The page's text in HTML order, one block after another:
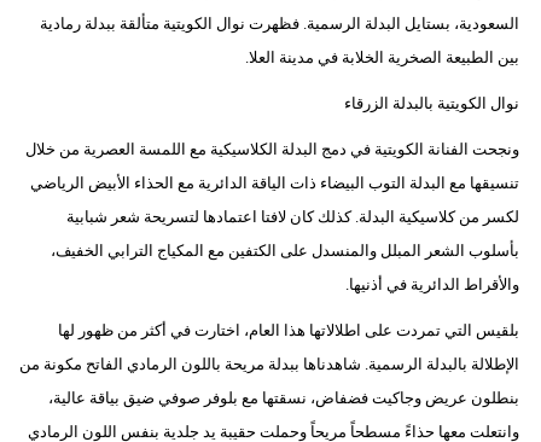
السعودية، بستايل البدلة الرسمية. فظهرت نوال الكويتية متألقة ببدلة رمادية
بين الطبيعة الصخرية الخلابة في مدينة العلا.
نوال الكويتية بالبدلة الزرقاء
ونجحت الفنانة الكويتية في دمج البدلة الكلاسيكية مع اللمسة العصرية من خلال
تنسيقها مع البدلة التوب البيضاء ذات الياقة الدائرية مع الحذاء الأبيض الرياضي
لكسر من كلاسيكية البدلة. كذلك كان لافتا اعتمادها لتسريحة شعر شبابية
بأسلوب الشعر المبلل والمنسدل على الكتفين مع المكياج الترابي الخفيف،
والأقراط الدائرية في أذنيها.
بلقيس التي تمردت على اطلالاتها هذا العام، اختارت في أكثر من ظهور لها
الإطلالة بالبدلة الرسمية. شاهدناها ببدلة مريحة باللون الرمادي الفاتح مكونة من
بنطلون عريض وجاكيت فضفاض، نسقتها مع بلوفر صوفي ضيق بياقة عالية،
وانتعلت معها حذاءً مسطحاً مريحاً وحملت حقيبة يد جلدية بنفس اللون الرمادي